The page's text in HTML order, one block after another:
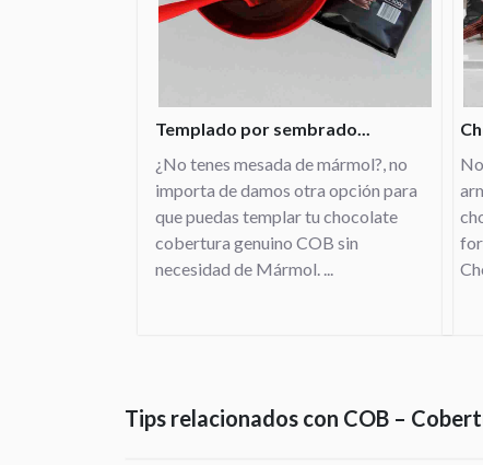
Templado por sembrado...
¿No tenes mesada de mármol?, no
importa de damos otra opción para
que puedas templar tu chocolate
cobertura genuino COB sin
necesidad de Mármol. ...
Tips relacionados con COB –